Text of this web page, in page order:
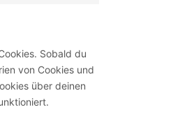
Sobald du
von Cookies und
über deinen